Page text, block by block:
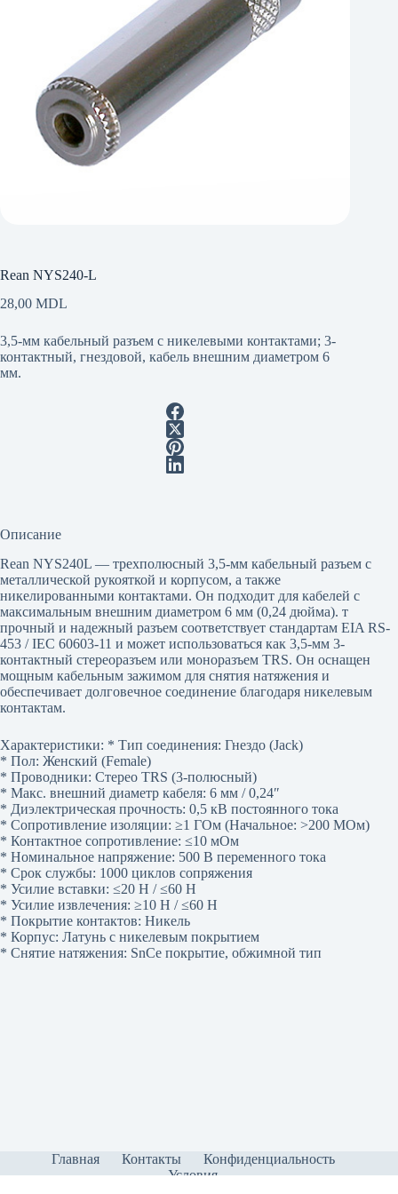
Rean NYS240-L
28,00 MDL
3,5-мм кабельный разъем с никелевыми контактами; 3-
контактный, гнездовой, кабель внешним диаметром 6
мм.
Описание
Rean NYS240L — трехполюсный 3,5-мм кабельный разъем с
металлической рукояткой и корпусом, а также
никелированными контактами. Он подходит для кабелей с
максимальным внешним диаметром 6 мм (0,24 дюйма). т
прочный и надежный разъем соответствует стандартам EIA RS-
453 / IEC 60603-11 и может использоваться как 3,5-мм 3-
контактный стереоразъем или моноразъем TRS. Он оснащен
мощным кабельным зажимом для снятия натяжения и
обеспечивает долговечное соединение благодаря никелевым
контактам.
Характеристики: * Тип соединения: Гнездо (Jack)
* Пол: Женский (Female)
* Проводники: Стерео TRS (3-полюсный)
* Макс. внешний диаметр кабеля: 6 мм / 0,24″
* Диэлектрическая прочность: 0,5 кВ постоянного тока
* Сопротивление изоляции: ≥1 ГОм (Начальное: >200 МОм)
* Контактное сопротивление: ≤10 мОм
* Номинальное напряжение: 500 В переменного тока
* Срок службы: 1000 циклов сопряжения
* Усилие вставки: ≤20 Н / ≤60 Н
* Усилие извлечения: ≥10 Н / ≤60 Н
* Покрытие контактов: Никель
* Корпус: Латунь с никелевым покрытием
* Снятие натяжения: SnCe покрытие, обжимной тип
Главная Контакты
Конфиденциальность
Условия